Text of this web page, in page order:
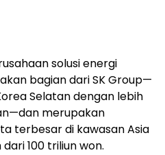
solusi energi
bagian dari SK Group—
Selatan dengan lebih
merupakan
terbesar di kawasan Asia
100 triliun won.